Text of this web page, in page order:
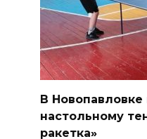
В
настольному
ракетка»